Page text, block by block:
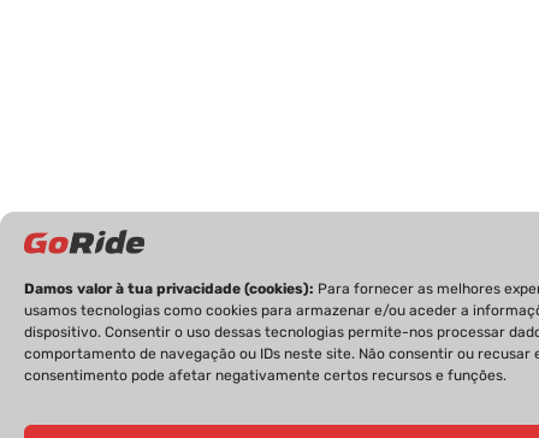
Damos valor à tua privacidade (cookies): Para fornecer as melhores
usamos tecnologias como cookies para armazenar e/ou aceder a
dispositivo. Consentir o uso dessas tecnologias permite-nos processar
comportamento de navegação ou IDs neste site. Não consentir ou recusar
consentimento pode afetar negativamente certos recursos e funções.